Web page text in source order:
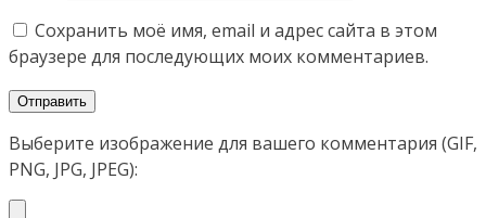
Сохранить моё имя, email и адрес сайта в этом
браузере для последующих моих комментариев.
Выберите изображение для вашего комментария (GIF,
PNG, JPG, JPEG):